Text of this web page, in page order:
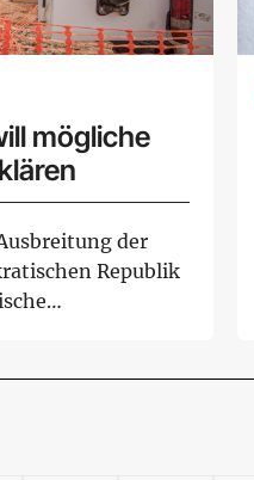
mögliche
der
Republik